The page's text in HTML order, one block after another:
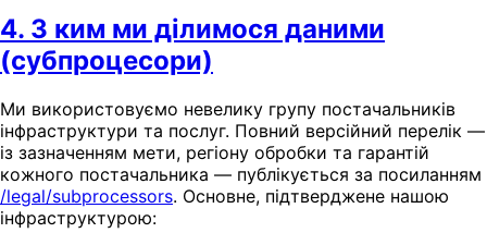
4. З ким ми ділимося даними
(субпроцесори)
Ми використовуємо невелику групу постачальників
інфраструктури та послуг. Повний версійний перелік —
із зазначенням мети, регіону обробки та гарантій
кожного постачальника — публікується за посиланням
/legal/subprocessors. Основне, підтверджене нашою
інфраструктурою: